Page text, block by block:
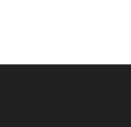
superiore a